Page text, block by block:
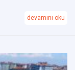
devamını oku